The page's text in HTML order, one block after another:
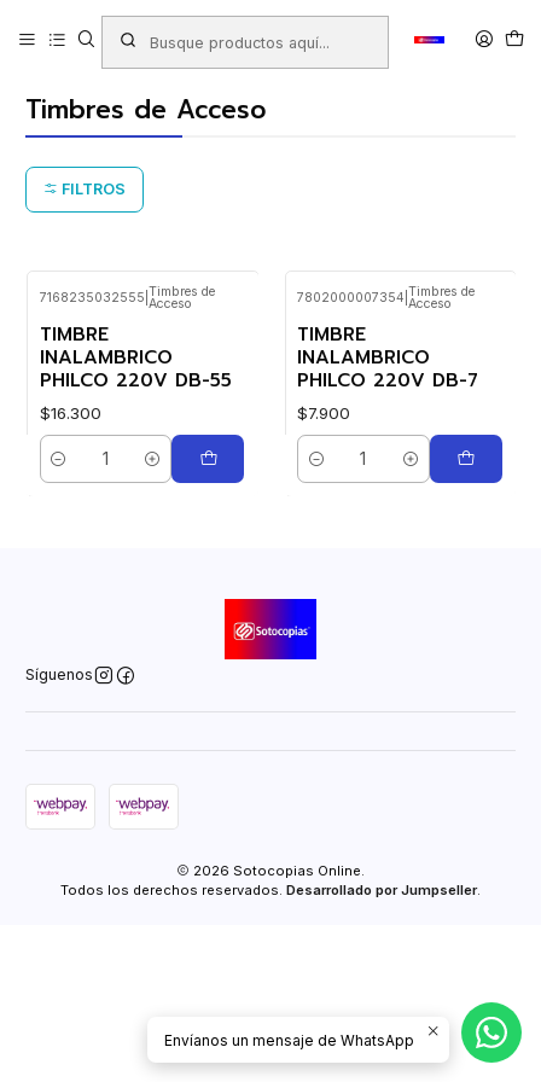
Productos ARTÍCULOS ELECTRÓNICOS
Timbres de Acceso
Timbres de Acceso
FILTROS
7168235032555 Timbres de
Acceso
TIMBRE
INALAMBRICO
PHILCO 220V DB-55
$16.300
Cantidad
7802000007354 Timbres de
Acceso
TIMBRE
INALAMBRICO
PHILCO 220V DB-7
$7.900
Cantidad
Síguenos
2026 Sotocopias Online.
Todos los derechos reservados. Desarrollado por Jumpseller.
Envíanos un mensaje de WhatsApp